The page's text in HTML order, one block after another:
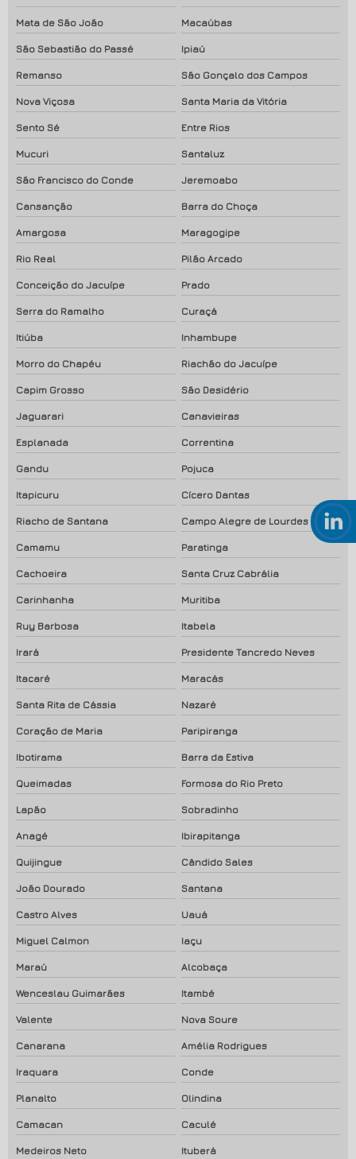
Mata de São João Macaúbas
São Sebastião do Passé Ipiaú
Remanso São Gonçalo dos Campos
Nova Viçosa Santa Maria da Vitória
Sento Sé Entre Rios
Mucuri Santaluz
São Francisco do Conde Jeremoabo
Cansanção Barra do Choça
Amargosa Maragogipe
Rio Real Pilão Arcado
Conceição do Jacuípe Prado
Serra do Ramalho Curaçá
Itiúba Inhambupe
Morro do Chapéu Riachão do Jacuípe
Capim Grosso São Desidério
Jaguarari Canavieiras
Esplanada Correntina
Gandu Pojuca
Itapicuru Cícero Dantas
Riacho de Santana Campo Alegre de Lourdes
Camamu Paratinga
Cachoeira Santa Cruz Cabrália
Carinhanha Muritiba
Ruy Barbosa Itabela
Irará Presidente Tancredo Neves
Itacaré Maracás
Santa Rita de Cássia Nazaré
Coração de Maria Paripiranga
Ibotirama Barra da Estiva
Queimadas Formosa do Rio Preto
Lapão Sobradinho
Anagé Ibirapitanga
Quijingue Cândido Sales
João Dourado Santana
Castro Alves Uauá
Miguel Calmon Iaçu
Maraú Alcobaça
Wenceslau Guimarães Itambé
Valente Nova Soure
Canarana Amélia Rodrigues
Iraquara Conde
Planalto Olindina
Camacan Caculé
Medeiros Neto Ituberá